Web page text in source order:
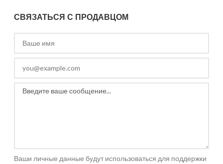
СВЯЗАТЬСЯ С ПРОДАВЦОМ
Ваши личные данные будут использоваться для поддержки